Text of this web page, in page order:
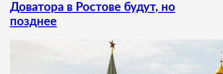
Доватора в Ростове будут, но
позднее